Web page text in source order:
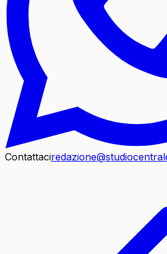
Contattaci